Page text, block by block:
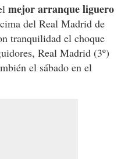
mejor arranque liguero
del Real Madrid de
tranquilidad el choque
Real Madrid (3º)
el sábado en el